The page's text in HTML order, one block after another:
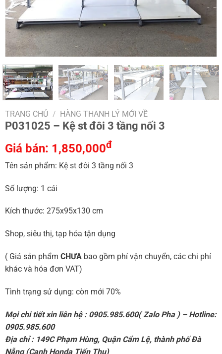
TRANG CHỦ / HÀNG THANH LÝ MỚI VỀ
P031025 – Kệ st đôi 3 tầng nối 3
Giá bán: 1,850,000đ
Tên sản phẩm: Kệ st đôi 3 tầng nối 3
Số lượng: 1 cái
Kích thước: 275x95x130 cm
Shop, siêu thị, tạp hóa tận dụng
( Giá sản phẩm CHƯAbao gồm phí vận chuyển, các chi phí
khác và hóa đơn VAT)
Tình trạng sử dụng: còn mới 70%
Mọi chi tiết xin liên hệ : 0905.985.600( Zalo Pha ) – Hotline:
0905.985.600
Địa chỉ : 149C Phạm Hùng, Quận Cẩm Lệ, thành phố Đà
Nẵng (Cạnh Honda Tiến Thu)